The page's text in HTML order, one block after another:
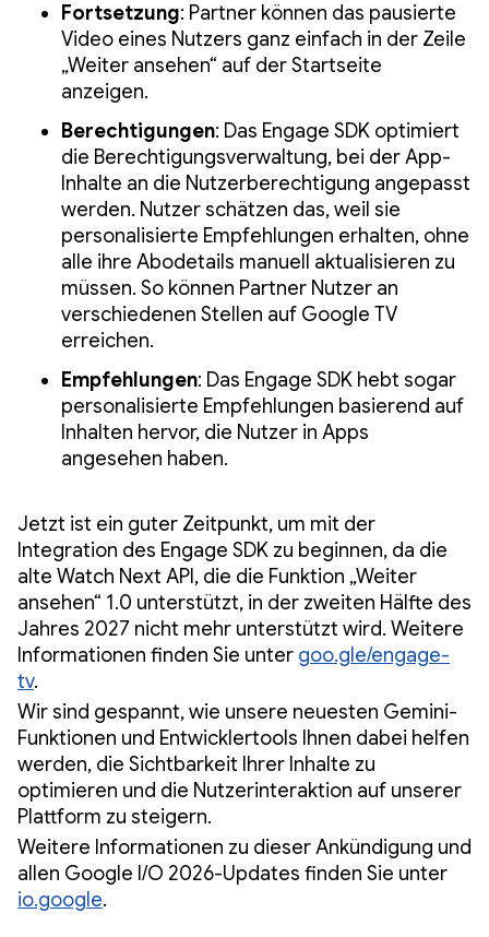
Fortsetzung: Partner können das pausierte
Video eines Nutzers ganz einfach in der Zeile
„Weiter ansehen“ auf der Startseite
anzeigen.
Berechtigungen: Das Engage SDK optimiert
die Berechtigungsverwaltung, bei der App-
Inhalte an die Nutzerberechtigung angepasst
werden. Nutzer schätzen das, weil sie
personalisierte Empfehlungen erhalten, ohne
alle ihre Abodetails manuell aktualisieren zu
müssen. So können Partner Nutzer an
verschiedenen Stellen auf Google TV
erreichen.
Empfehlungen: Das Engage SDK hebt sogar
personalisierte Empfehlungen basierend auf
Inhalten hervor, die Nutzer in Apps
angesehen haben.
Jetzt ist ein guter Zeitpunkt, um mit der
Integration des Engage SDK zu beginnen, da die
alte Watch Next API, die die Funktion „Weiter
ansehen“ 1.0 unterstützt, in der zweiten Hälfte des
Jahres 2027 nicht mehr unterstützt wird. Weitere
Informationen finden Sie unter goo.gle/engage-
tv.
Wir sind gespannt, wie unsere neuesten Gemini-
Funktionen und Entwicklertools Ihnen dabei helfen
werden, die Sichtbarkeit Ihrer Inhalte zu
optimieren und die Nutzerinteraktion auf unserer
Plattform zu steigern.
Weitere Informationen zu dieser Ankündigung und
allen Google I/O 2026-Updates finden Sie unter
io.google.